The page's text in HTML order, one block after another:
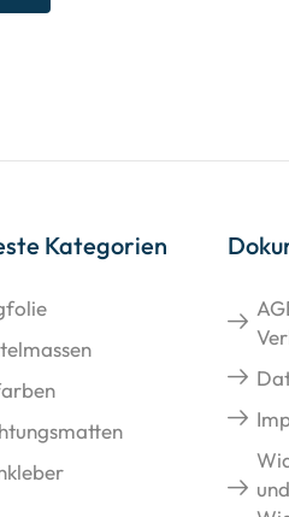
Kategorien
und